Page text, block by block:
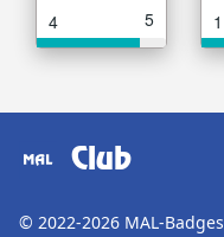
4 5 1
Club
© 2022-2026 MAL-Badges